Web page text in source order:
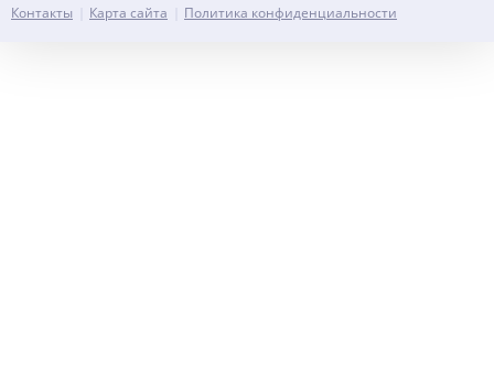
Контакты Карта сайта Политика конфиденциальности